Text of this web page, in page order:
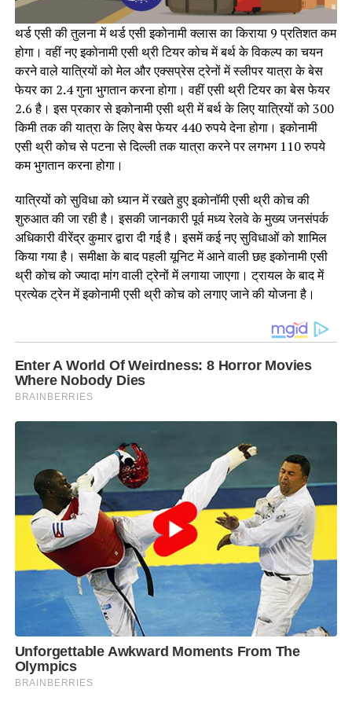
थर्ड एसी की तुलना में थर्ड एसी इकोनामी क्लास का किराया 9 प्रतिशत कम
होगा। वहीं नए इकोनामी एसी थ्री टियर कोच में बर्थ के विकल्प का चयन
करने वाले यात्रियों को मेल और एक्सप्रेस ट्रेनों में स्लीपर यात्रा के बेस
फेयर का 2.4 गुना भुगतान करना होगा। वहीं एसी थ्री टियर का बेस फेयर
2.6 है। इस प्रकार से इकोनामी एसी थ्री में बर्थ के लिए यात्रियों को 300
किमी तक की यात्रा के लिए बेस फेयर 440 रुपये देना होगा। इकोनामी
एसी थ्री कोच से पटना से दिल्ली तक यात्रा करने पर लगभग 110 रुपये
कम भुगतान करना होगा।
यात्रियों को सुविधा को ध्यान में रखते हुए इकोनॉमी एसी थ्री कोच की
शुरुआत की जा रही है। इसकी जानकारी पूर्व मध्य रेलवे के मुख्य जनसंपर्क
अधिकारी वीरेंद्र कुमार द्वारा दी गई है। इसमें कई नए सुविधाओं को शामिल
किया गया है। समीक्षा के बाद पहली यूनिट में आने वाली छह इकोनामी एसी
थ्री कोच को ज्यादा मांग वाली ट्रेनों में लगाया जाएगा। ट्रायल के बाद में
प्रत्येक ट्रेन में इकोनामी एसी थ्री कोच को लगाए जाने की योजना है।